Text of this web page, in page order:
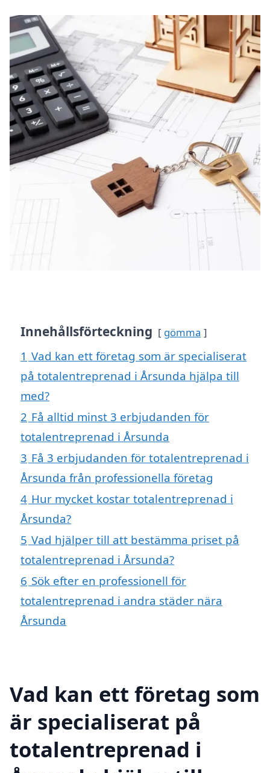
Innehållsförteckning gömma
1 Vad kan ett företag som är specialiserat
på totalentreprenad i Årsunda hjälpa till
med?
2 Få alltid minst 3 erbjudanden för
totalentreprenad i Årsunda
3 Få 3 erbjudanden för totalentreprenad i
Årsunda från professionella företag
4 Hur mycket kostar totalentreprenad i
Årsunda?
5 Vad hjälper till att bestämma priset på
totalentreprenad i Årsunda?
6 Sök efter en professionell för
totalentreprenad i andra städer nära
Årsunda
Vad kan ett företag som
är specialiserat på
totalentreprenad i